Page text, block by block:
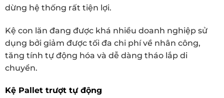
dừng hệ thống rất tiện lợi.
Kệ con lăn đang được khá nhiều doanh nghiệp sử
dụng bởi giảm được tối đa chi phí về nhân công,
tăng tính tự động hóa và dễ dàng tháo lắp di
chuyển.
Kệ Pallet trượt tự động